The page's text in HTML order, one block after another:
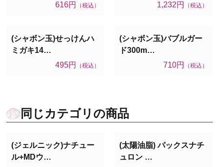
616円
（税込）
1,232円
（税込）
(シャボン玉)せっけんハ
ミガキ14…
495円
（税込）
(シャボン玉)バブルガー
ド300m…
710円
（税込）
同じカテゴリの商品
(ジェルニック)ナチュー
ル+MDウ…
(太陽油脂) パックスナチ
ュロン …